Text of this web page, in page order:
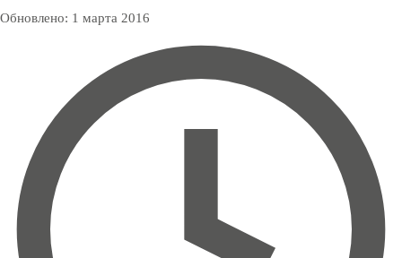
Обновлено: 1 марта 2016